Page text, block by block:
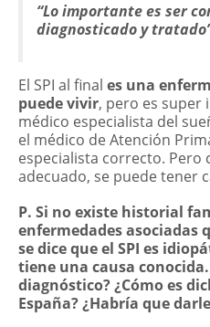
“Lo importante es ser
diagnosticado y
El SPI al final es una
puede vivir, pero es
médico especialista del
el médico de Atención
especialista correcto.
adecuado, se puede tener
P. Si no existe historial
enfermedades asociadas
se dice que el SPI es
tiene una causa
diagnóstico? ¿Cómo es
España? ¿Habría que